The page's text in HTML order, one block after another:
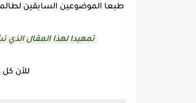
طبعا الموضوعين السابقين
تمهيدا لهذا المقال
للأن